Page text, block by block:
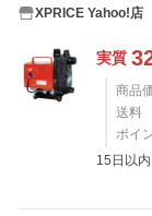
XPRICE Yahoo!店
実質
商品
送料
ポイ
15日以